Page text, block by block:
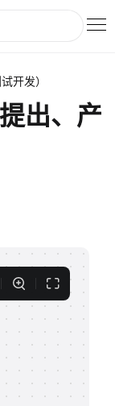
开发）
出、产